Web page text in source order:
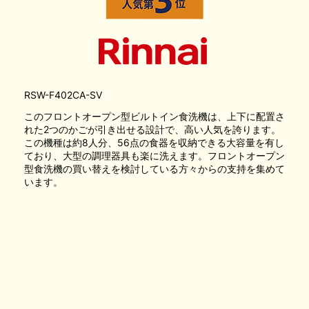
このフロントオープン型ビルトイン食洗機は、上下に配置さ
れた2つのかごが引き出せる設計で、高い人気を誇ります。
この機種は約8人分、56点の食器を収納できる大容量を有し
ており、大型の調理器具も楽に洗えます。フロントオープン
型食洗機の買い替えを検討している方々からの支持を集めて
います。
RSW-F402CA-SV